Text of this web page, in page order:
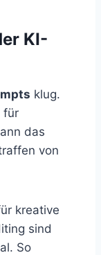
KI-
klug.
für
das
von
kreative
sind
So